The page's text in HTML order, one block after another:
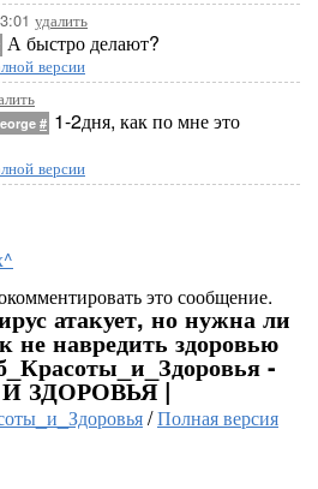
удалить
А быстро делают?
версии
# 1-2дня, как по мне это
версии
это сообщение.
атакует, но нужна ли
не навредить здоровью
-
ЗДОРОВЬЯ |
/Полная версия